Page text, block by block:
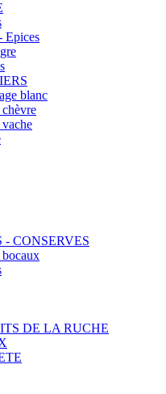
Epices
blanc
- CONSERVES
bocaux
DE LA RUCHE